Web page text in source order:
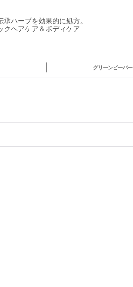
承ハーブを効果的に処方。
クヘアケア＆ボディケア
グリーンビーバー